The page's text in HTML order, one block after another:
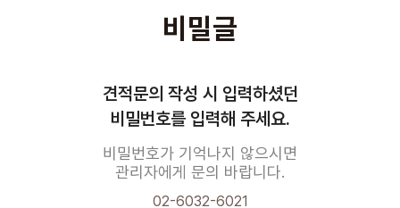
비밀글
견적문의 작성 시 입력하셨던
비밀번호를 입력해 주세요.
비밀번호가 기억나지 않으시면
관리자에게 문의 바랍니다.
02-6032-6021